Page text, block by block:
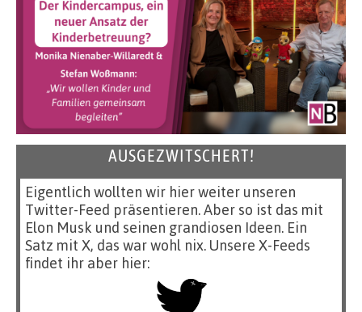
AUSGEZWITSCHERT!
Eigentlich wollten wir hier weiter unseren
Twitter-Feed präsentieren. Aber so ist das mit
Elon Musk und seinen grandiosen Ideen. Ein
Satz mit X, das war wohl nix. Unsere X-Feeds
findet ihr aber hier: